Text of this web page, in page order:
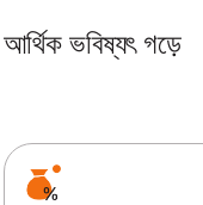
ভবিষ্যৎ গড়ে